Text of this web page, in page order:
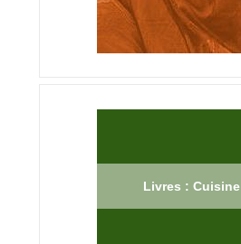
Livres : Cuisine